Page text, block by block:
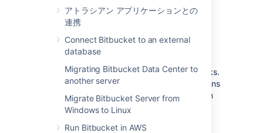
アトラシアン アプリケーションとの
連携
Connect Bitbucket to an external
database
Migrating Bitbucket Data Center to
another server
Migrate Bitbucket Server from
Windows to Linux
Run Bitbucket in AWS
functionalities.
You can also link Bitbucket to external
applications using either OAuth 1.0 or OAuth
2.0. These integrations are typically used for
application is compatible with application links.
We’ve created such an integration with Jenkins
– you can use it to connect to this application
or take as an example of how to create your